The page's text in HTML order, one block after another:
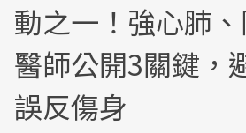
動之一！強心肺
醫師公開3關鍵，
誤反傷身